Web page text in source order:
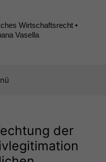
Wirtschaftsrecht •
Vasella
der